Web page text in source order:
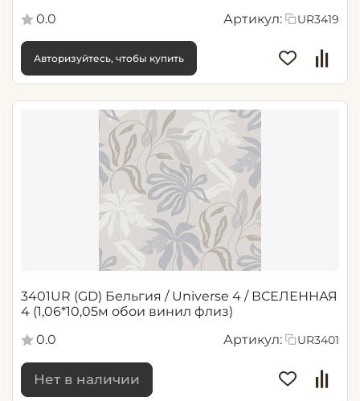
0.0
Артикул: UR3419
Авторизуйтесь, чтобы купить
3401UR (GD) Бельгия / Universe 4 / ВСЕЛЕННАЯ
4 (1,06*10,05м обои винил флиз)
0.0
Артикул: UR3401
Нет в наличии